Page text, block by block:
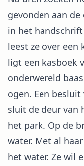
gevonden aan
in het
leest ze over een
ligt een kasboek
onderwereld
ogen. Een
sluit de deur van
het park. Op de
water. Met al
het water. Ze wil